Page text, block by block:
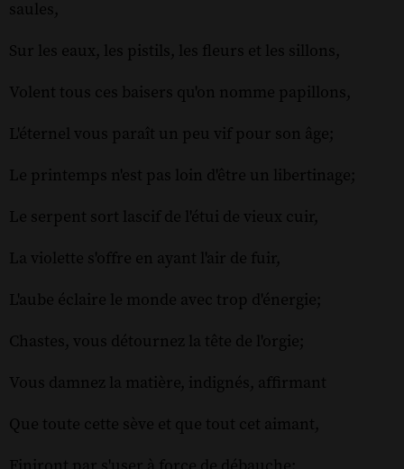
saules,
Sur les eaux, les pistils, les fleurs et les sillons,
Volent tous ces baisers qu'on nomme papillons,
L'éternel vous paraît un peu vif pour son âge;
Le printemps n'est pas loin d'être un libertinage;
Le serpent sort lascif de l'étui de vieux cuir,
La violette s'offre en ayant l'air de fuir,
L'aube éclaire le monde avec trop d'énergie;
Chastes, vous détournez la tête de l'orgie;
Vous damnez la matière, indignés, affirmant
Que toute cette sève et que tout cet aimant,